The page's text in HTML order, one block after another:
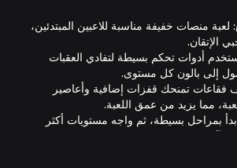
منصات خفيفة مناسبة للاعبين المبتدئين،
أدوات تحكم بسيطة لتفادي العقبات
فقاعات تمنحك قفزات إضافية وأعاصير
بمراحل بسيطة، ثم واجه مستويات أكثر
انغمس في عالم ملون وساحر مليء